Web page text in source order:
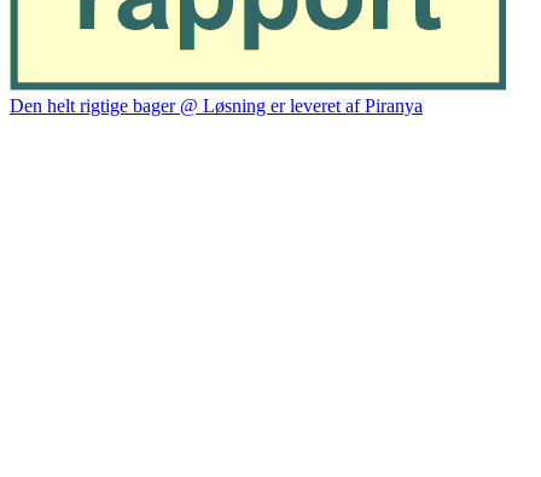
Den helt rigtige bager @ Løsning er leveret af Piranya